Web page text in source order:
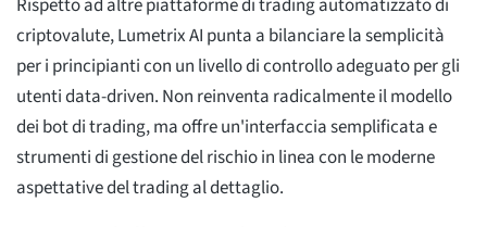
Rispetto ad altre piattaforme di trading automatizzato di
criptovalute, Lumetrix AI punta a bilanciare la semplicità
per i principianti con un livello di controllo adeguato per gli
utenti data-driven. Non reinventa radicalmente il modello
dei bot di trading, ma offre un'interfaccia semplificata e
strumenti di gestione del rischio in linea con le moderne
aspettative del trading al dettaglio.